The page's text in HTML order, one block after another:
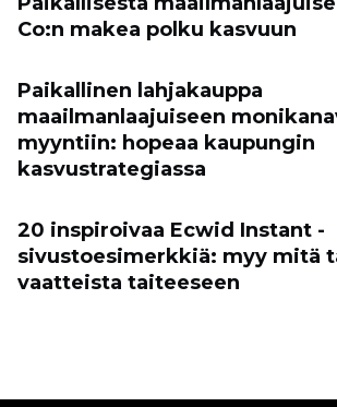
Co:n makea polku kasvuun
Paikallinen lahjakauppa
maailmanlaajuiseen
myyntiin: hopeaa kaupungin
kasvustrategiassa
20 inspiroivaa Ecwid Instant -
sivustoesimerkkiä: myy mitä
vaatteista taiteeseen